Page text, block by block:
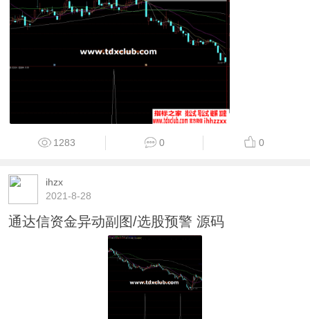
1283 0 0
ihzx
2021-8-28
通达信资金异动副图/选股预警 源码